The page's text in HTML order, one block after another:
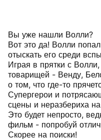
Вы уже нашли Волли?
Вот это да! Волли
отыскать его среди
Играя в прятки с
товарищей - Венду,
о том, что где-то
Супергерои и
сцены и неразбериха
Это будет непросто,
фильм - попробуй
Скорее на поиски!